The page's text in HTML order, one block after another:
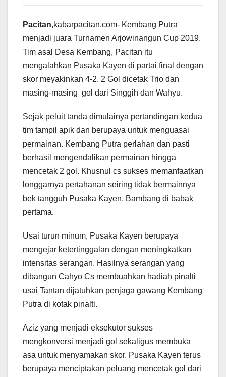
Pacitan,kabarpacitan.com- Kembang Putra
menjadi juara Turnamen Arjowinangun Cup 2019.
Tim asal Desa Kembang, Pacitan itu
mengalahkan Pusaka Kayen di partai final dengan
skor meyakinkan 4-2. 2 Gol dicetak Trio dan
masing-masing gol dari Singgih dan Wahyu.
Sejak peluit tanda dimulainya pertandingan kedua
tim tampil apik dan berupaya untuk menguasai
permainan. Kembang Putra perlahan dan pasti
berhasil mengendalikan permainan hingga
mencetak 2 gol. Khusnul cs sukses memanfaatkan
longgarnya pertahanan seiring tidak bermainnya
bek tangguh Pusaka Kayen, Bambang di babak
pertama.
Usai turun minum, Pusaka Kayen berupaya
mengejar ketertinggalan dengan meningkatkan
intensitas serangan. Hasilnya serangan yang
dibangun Cahyo Cs membuahkan hadiah pinalti
usai Tantan dijatuhkan penjaga gawang Kembang
Putra di kotak pinalti.
Aziz yang menjadi eksekutor sukses
mengkonversi menjadi gol sekaligus membuka
asa untuk menyamakan skor. Pusaka Kayen terus
berupaya menciptakan peluang mencetak gol dari